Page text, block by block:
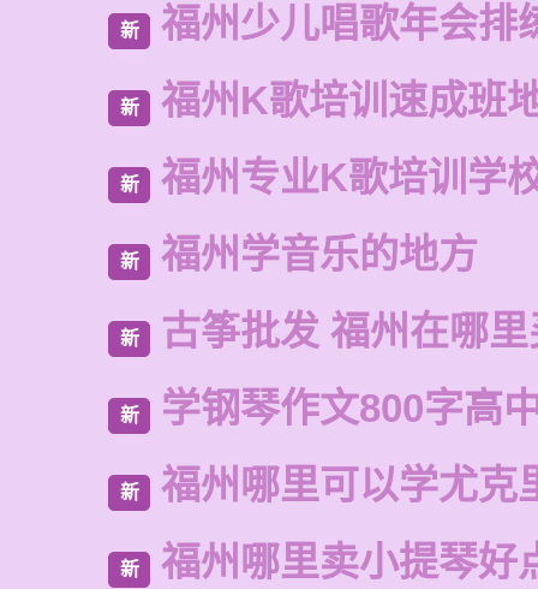
新 福州少儿唱歌年会排
新 福州K歌培训速成班
新 福州专业K歌培训学
新 福州学音乐的地方
新 古筝批发 福州在哪
新 学钢琴作文800字高
新 福州哪里可以学尤克
新 福州哪里卖小提琴好